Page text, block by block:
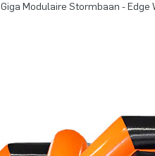
Giga Modulaire Stormbaan - Edge